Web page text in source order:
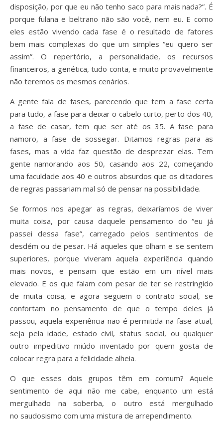
disposição, por que eu não tenho saco para mais nada?”. É
porque fulana e beltrano não são você, nem eu. E como
eles estão vivendo cada fase é o resultado de fatores
bem mais complexas do que um simples “eu quero ser
assim”. O repertório, a personalidade, os recursos
financeiros, a genética, tudo conta, e muito provavelmente
não teremos os mesmos cenários.
A gente fala de fases, parecendo que tem a fase certa
para tudo, a fase para deixar o cabelo curto, perto dos 40,
a fase de casar, tem que ser até os 35. A fase para
namoro, a fase de sossegar. Ditamos regras para as
fases, mas a vida faz questão de desprezar elas. Tem
gente namorando aos 50, casando aos 22, começando
uma faculdade aos 40 e outros absurdos que os ditadores
de regras passariam mal só de pensar na possibilidade.
Se formos nos apegar as regras, deixaríamos de viver
muita coisa, por causa daquele pensamento do “eu já
passei dessa fase”, carregado pelos sentimentos de
desdém ou de pesar. Há aqueles que olham e se sentem
superiores, porque viveram aquela experiência quando
mais novos, e pensam que estão em um nível mais
elevado. E os que falam com pesar de ter se restringido
de muita coisa, e agora seguem o contrato social, se
confortam no pensamento de que o tempo deles já
passou, aquela experiência não é permitida na fase atual,
seja pela idade, estado civil, status social, ou qualquer
outro impeditivo miúdo inventado por quem gosta de
colocar regra para a felicidade alheia.
O que esses dois grupos têm em comum? Aquele
sentimento de aqui não me cabe, enquanto um está
mergulhado na soberba, o outro está mergulhado
no saudosismo com uma mistura de arrependimento.